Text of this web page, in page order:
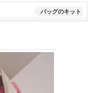
バッグのキット